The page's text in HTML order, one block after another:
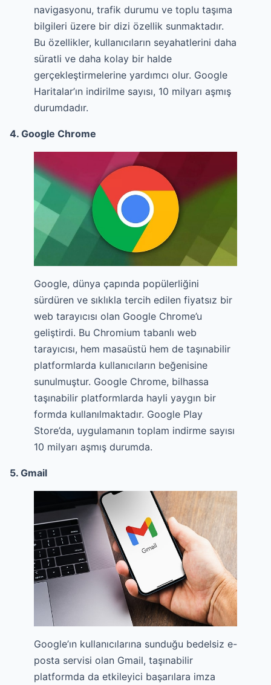
navigasyonu, trafik durumu ve toplu taşıma
bilgileri üzere bir dizi özellik sunmaktadır.
Bu özellikler, kullanıcıların seyahatlerini daha
süratli ve daha kolay bir halde
gerçekleştirmelerine yardımcı olur. Google
Haritalar’ın indirilme sayısı, 10 milyarı aşmış
durumdadır.
4. Google Chrome
Google, dünya çapında popülerliğini
sürdüren ve sıklıkla tercih edilen fiyatsız bir
web tarayıcısı olan Google Chrome’u
geliştirdi. Bu Chromium tabanlı web
tarayıcısı, hem masaüstü hem de taşınabilir
platformlarda kullanıcıların beğenisine
sunulmuştur. Google Chrome, bilhassa
taşınabilir platformlarda hayli yaygın bir
formda kullanılmaktadır. Google Play
Store’da, uygulamanın toplam indirme sayısı
10 milyarı aşmış durumda.
5. Gmail
Google’ın kullanıcılarına sunduğu bedelsiz e-
posta servisi olan Gmail, taşınabilir
platformda da etkileyici başarılara imza